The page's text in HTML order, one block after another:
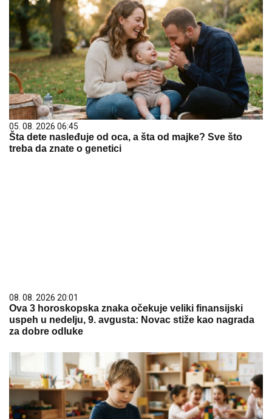
05. 08. 2026 06:45
Šta dete nasleđuje od oca, a šta od majke? Sve što
treba da znate o genetici
08. 08. 2026 20:01
Ova 3 horoskopska znaka očekuje veliki finansijski
uspeh u nedelju, 9. avgusta: Novac stiže kao nagrada
za dobre odluke